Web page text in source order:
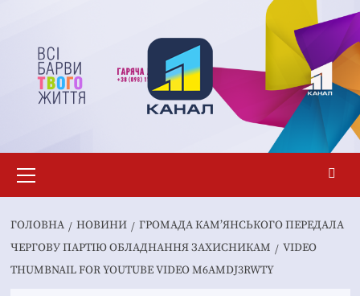
вмісту
меню
ГОЛОВНА НОВИНИ
ГРОМАДА КАМ’ЯНСЬКОГО ПЕРЕДАЛА
ЧЕРГОВУ ПАРТІЮ ОБЛАДНАННЯ ЗАХИСНИКАМ
VIDEO
THUMBNAIL FOR YOUTUBE VIDEO M6AMDJ3RWTY